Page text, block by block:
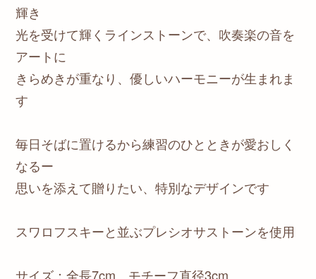
輝き
光を受けて輝くラインストーンで、吹奏楽の音を
アートに
きらめきが重なり、優しいハーモニーが生まれま
す
毎日そばに置けるから練習のひとときが愛おしく
なるー
思いを添えて贈りたい、特別なデザインです
スワロフスキーと並ぶプレシオサストーンを使用
サイズ：全長7cm モチーフ直径3cm